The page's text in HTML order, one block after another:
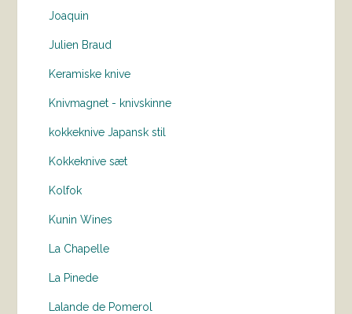
Joaquin
Julien Braud
Keramiske knive
Knivmagnet - knivskinne
kokkeknive Japansk stil
Kokkeknive sæt
Kolfok
Kunin Wines
La Chapelle
La Pinede
Lalande de Pomerol